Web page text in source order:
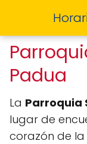
Padua
La Parroquia
lugar de
corazón de la